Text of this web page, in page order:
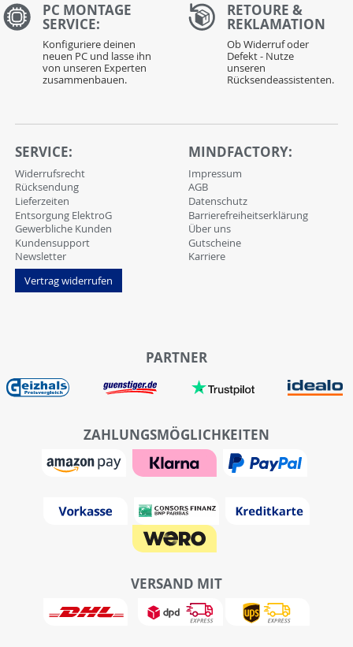
PC MONTAGE
SERVICE:
Konfiguriere deinen
neuen PC und lasse ihn
von unseren Experten
zusammenbauen.
RETOURE &
REKLAMATION
Ob Widerruf oder
Defekt - Nutze
unseren
Rücksendeassistenten.
SERVICE:
Widerrufsrecht
Rücksendung
Lieferzeiten
Entsorgung ElektroG
Gewerbliche Kunden
Kundensupport
Newsletter
Vertrag widerrufen
MINDFACTORY:
Impressum
AGB
Datenschutz
Barrierefreiheitserklärung
Über uns
Gutscheine
Karriere
PARTNER
ZAHLUNGSMÖGLICHKEITEN
VERSAND MIT